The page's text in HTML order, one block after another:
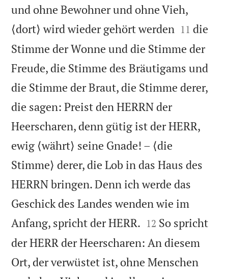
und ohne Bewohner und ohne Vieh,
⟨dort⟩ wird wieder gehört werden 

11 die
Stimme der Wonne und die Stimme der
Freude, die Stimme des Bräutigams und
die Stimme der Braut, die Stimme derer,
die sagen: Preist den HERRN der
Heerscharen, denn gütig ist der HERR,
ewig ⟨währt⟩ seine Gnade! – ⟨die
Stimme⟩ derer, die Lob in das Haus des
HERRN bringen. Denn ich werde das
Geschick des Landes wenden wie im
Anfang, spricht der HERR. 

12 So spricht
der HERR der Heerscharen: An diesem
Ort, der verwüstet ist, ohne Menschen